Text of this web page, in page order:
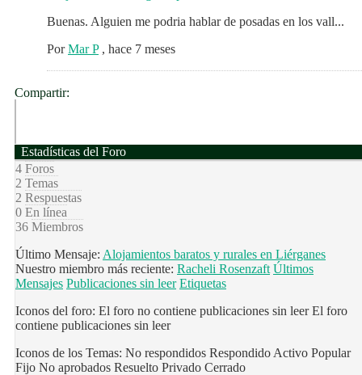
Buenas. Alguien me podria hablar de posadas en los vall...
PorMar P, hace 7 meses
Compartir:
Estadísticas del Foro
4 Foros
2 Temas
2 Respuestas
0 En línea
36 Miembros
Último Mensaje: Alojamientos baratos y rurales en Liérganes
Nuestro miembro más reciente: Racheli Rosenzaft Últimos
Mensajes Publicaciones sin leer Etiquetas
Iconos del foro: El foro no contiene publicaciones sin leer El foro
contiene publicaciones sin leer
Iconos de los Temas: No respondidos Respondido Activo Popular
Fijo No aprobados Resuelto Privado Cerrado